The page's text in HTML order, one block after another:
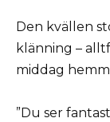
Den kvällen
klänning –
middag
”Du ser